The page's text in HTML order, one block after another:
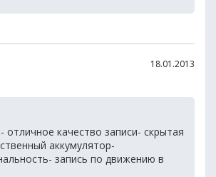
18.01.2013
- отличное качество записи- скрытая
аккумулятор-
запись по движению в